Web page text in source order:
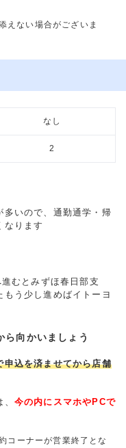
えない場合がございま
なし
2
多いので、通勤通学・帰
なります
むとみずほ春日部支
う少し進めばイトーヨ
ら向かいましょう
申込を済ませてから店舗
今の内にスマホやPCで
コーナーが営業終了とな